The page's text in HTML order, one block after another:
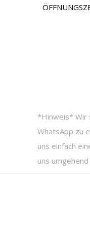
*Hinweis* Wir
WhatsApp zu
uns einfach
uns